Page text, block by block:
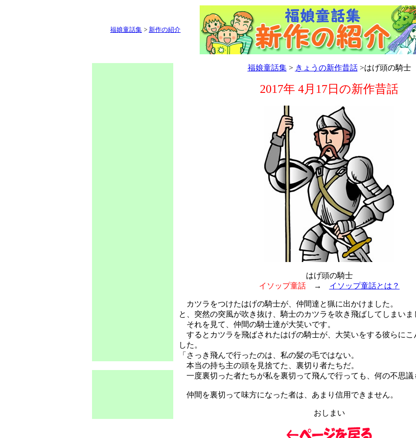
福娘童話集 > 新作の紹介
福娘童話集> きょうの新作昔話>はげ頭の騎士
2017年 4月17日の新作昔話
はげ頭の騎士
イソップ童話→ イソップ童話とは？
カツラをつけたはげの騎士が、仲間達と猟に出かけました。
と、突然の突風が吹き抜け、騎士のカツラを吹き飛ばしてしまいま
それを見て、仲間の騎士達が大笑いです。
するとカツラを飛ばされたはげの騎士が、大笑いをする彼らにこ
した。
「さっき飛んで行ったのは、私の髪の毛ではない。
本当の持ち主の頭を見捨てた、裏切り者たちだ。
一度裏切った者たちが私を裏切って飛んで行っても、何の不思議
仲間を裏切って味方になった者は、あまり信用できません。
おしまい